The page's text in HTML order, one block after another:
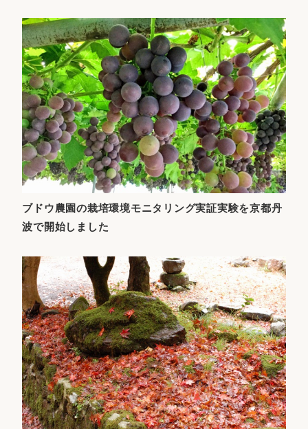
ブドウ農園の栽培環境モニタリング実証実験を京都丹
波で開始しました